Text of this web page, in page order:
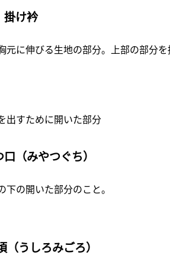
け衿
元に伸びる生地の部分。上部の部分を
出すために開いた部分
（みやつぐち）
下の開いた部分のこと。
うしろみごろ）